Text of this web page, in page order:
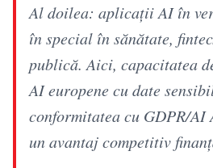
Al doilea: aplicații AI în
în special în sănătate,
publică. Aici, capacitatea
AI europene cu date
conformitatea cu GDPR/AI
un avantaj competitiv